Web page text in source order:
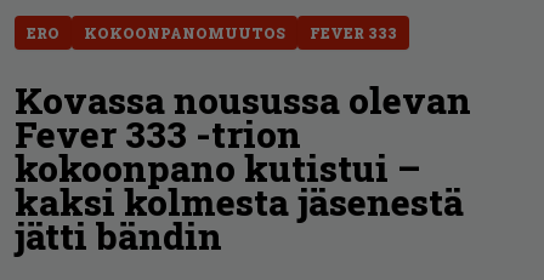
ERO KOKOONPANOMUUTOS FEVER 333
Kovassa nousussa olevan
Fever 333 -trion
kokoonpano kutistui –
kaksi kolmesta jäsenestä
jätti bändin